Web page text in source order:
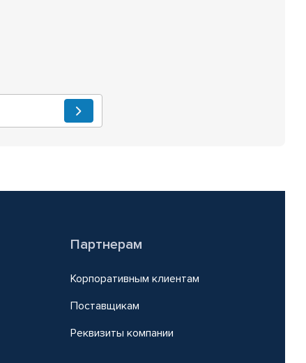
Партнерам
Корпоративным клиентам
Поставщикам
Реквизиты компании